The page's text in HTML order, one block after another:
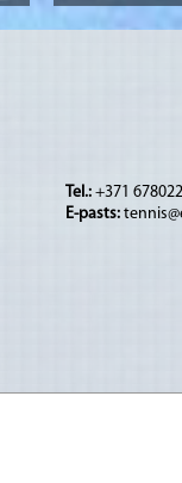
Tel.: +371
E-pasts: